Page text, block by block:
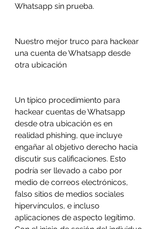
Whatsapp sin prueba.
Nuestro mejor truco para hackear
una cuenta de Whatsapp desde
otra ubicación
Un típico procedimiento para
hackear cuentas de Whatsapp
desde otra ubicación es en
realidad phishing, que incluye
engañar al objetivo derecho hacia
discutir sus calificaciones. Esto
podría ser llevado a cabo por
medio de correos electrónicos,
falso sitios de medios sociales
hipervínculos, e incluso
aplicaciones de aspecto legítimo.